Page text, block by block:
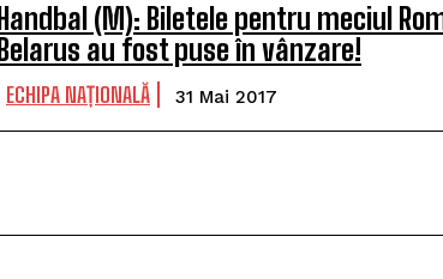
Handbal (M): Biletele pentru meciul
Belarus au fost puse în vânzare!
ECHIPA NAȚIONALĂ 31 Mai 2017